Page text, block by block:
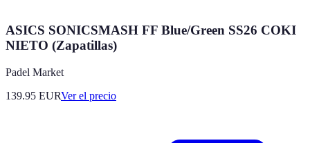
ASICS SONICSMASH FF Blue/Green SS26 COKI
NIETO (Zapatillas)
Padel Market
139.95 EURVer el precio